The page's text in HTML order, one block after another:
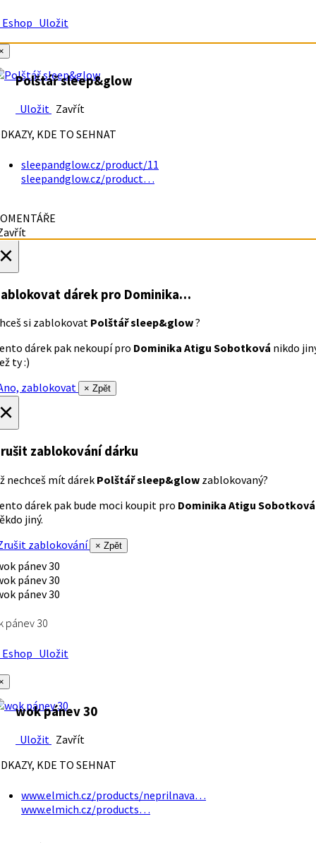
Uložit
Polštář sleep&glow
Uložit Zavřít
KDE TO SEHNAT
sleepandglow.cz/product/11
sleepandglow.cz/product…
dárek pro Dominika…
si zablokovat Polštář sleep&glow?
dárek pak nekoupí pro Dominika Atigu Sobotková nikdo
ty :)
zablokovat
× Zpět
zablokování dárku
nechceš mít dárek Polštář sleep&glow zablokovaný?
dárek pak bude moci koupit pro Dominika Atigu Sobotková
jiný.
zablokování
× Zpět
pánev 30
Uložit
wok pánev 30
Uložit Zavřít
KDE TO SEHNAT
www.elmich.cz/products/neprilnava…
www.elmich.cz/products…